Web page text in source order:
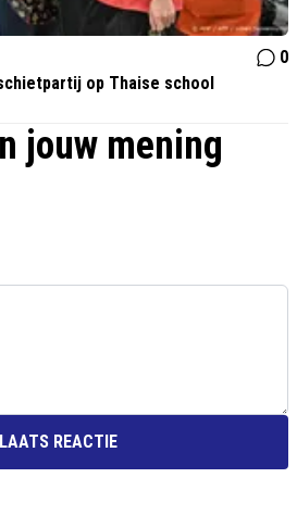
0
op Thaise school
jouw mening
REACTIE